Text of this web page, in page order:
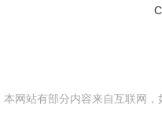
本网站有部分内容来自互联网